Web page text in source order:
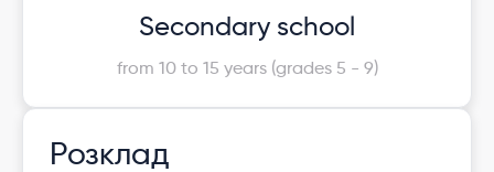
Secondary school
from 10 to 15 years (grades 5 - 9)
Розклад